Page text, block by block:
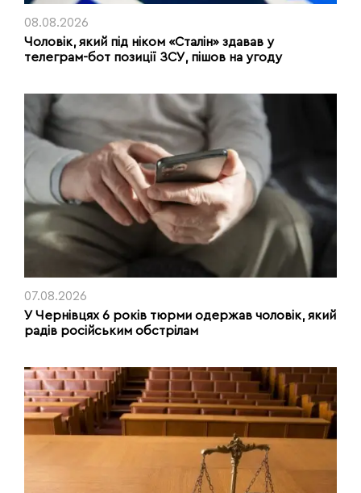
08.08.2026
Чоловік, який під ніком «Сталін» здавав у
телеграм-бот позиції ЗСУ, пішов на угоду
07.08.2026
У Чернівцях 6 років тюрми одержав чоловік, який
радів російським обстрілам